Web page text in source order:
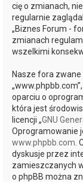
cię o zmianach,
regularnie
„Biznes Forum -
zmianach
wszelkimi
Nasze fora zwane
oparciu o
która jest
licencji „GNU
Oprogramowanie
www.phpbb.com .
dyskusje przez
zamieszczanych
o phpBB można